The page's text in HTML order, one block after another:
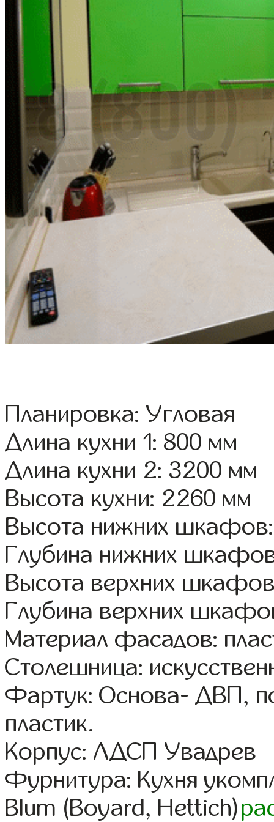
Планировка: Угловая
Длина кухни 1: 800 мм
Длина кухни 2: 3200 мм
Высота кухни: 2260 мм
Высота нижних
Глубина нижних
Высота верхних
Глубина верхних
Материал фасадов:
Столешница:
Фартук: Основа- ДВП,
пластик.
Корпус: ЛДСП Увадрев
Фурнитура: Кухня
Blum (Boyard, Hettich)